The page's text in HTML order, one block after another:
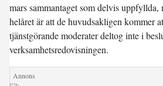
mars sammantaget som delvis uppfyllda,
helåret är att de huvudsakligen kommer
tjänstgörande moderater deltog inte i
verksamhetsredovisningen.